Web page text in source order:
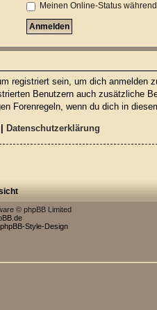
Meinen Online-Status
registriert sein, um dich anmelden
Benutzern auch zusätzliche
Forenregeln, wenn du dich in
Datenschutzerklärung
© phpBB Limited
phpBB-Style-Design